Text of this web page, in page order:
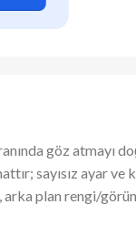
göz atmayı
sayısız ayar
plan rengi/